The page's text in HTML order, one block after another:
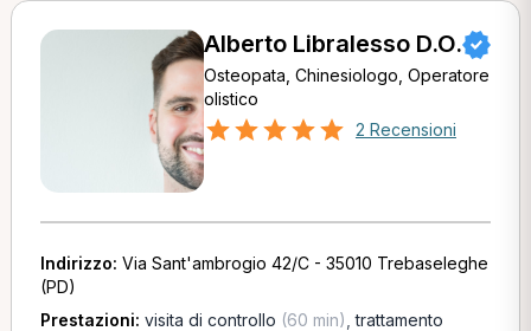
Alberto Libralesso D.O.
Osteopata, Chinesiologo, Operatore
olistico
2 Recensioni
Indirizzo: Via Sant'ambrogio 42/C - 35010 Trebaseleghe
(PD)
Prestazioni: visita di controllo (60 min) ,trattamento